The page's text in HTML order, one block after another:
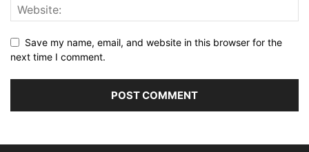
Save my name, email, and website in this browser for the
next time I comment.